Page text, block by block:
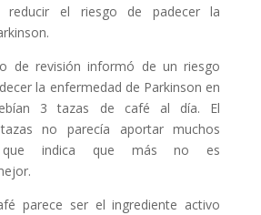
reducir el riesgo de padecer la
de revisión informó de un riesgo
la enfermedad de Parkinson en
3 tazas de café al día. El
no parecía aportar muchos
que indica que más no es
parece ser el ingrediente activo